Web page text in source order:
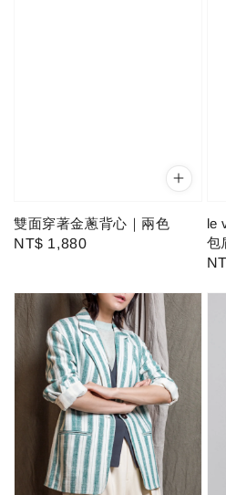
雙面穿著金蔥背心｜兩色
Regular
NT$ 1,880
le
包